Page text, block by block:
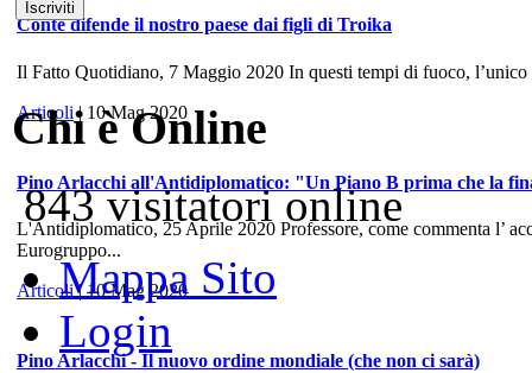
Conte difende il nostro paese dai figli di Troika
Il Fatto Quotidiano, 7 Maggio 2020 In questi tempi di fuoco,
Articoli| 10 Mag 2020
Pino Arlacchi all'Antidiplomatico: "Un Piano B prima che la
L'Antidiplomatico, 25 Aprile 2020 Professore, come commenta l’
Eurogruppo...
Articoli| 10 Mag 2020
Pino Arlacchi - Il nuovo ordine mondiale (che non ci sarà)
Chi è Online
843 visitatori online
Mappa Sito
Login